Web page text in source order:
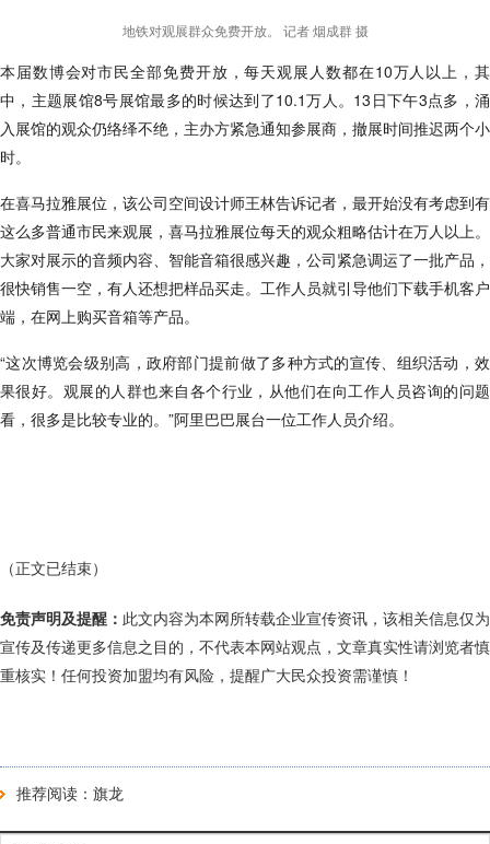
地铁对观展群众免费开放。 记者 烟成群 摄
本届数博会对市民全部免费开放，每天观展人数都在10万人以上，其
中，主题展馆8号展馆最多的时候达到了10.1万人。13日下午3点多，涌
入展馆的观众仍络绎不绝，主办方紧急通知参展商，撤展时间推迟两个小
时。
在喜马拉雅展位，该公司空间设计师王林告诉记者，最开始没有考虑到有
这么多普通市民来观展，喜马拉雅展位每天的观众粗略估计在万人以上。
大家对展示的音频内容、智能音箱很感兴趣，公司紧急调运了一批产品，
很快销售一空，有人还想把样品买走。工作人员就引导他们下载手机客户
端，在网上购买音箱等产品。
“这次博览会级别高，政府部门提前做了多种方式的宣传、组织活动，效
果很好。观展的人群也来自各个行业，从他们在向工作人员咨询的问题
看，很多是比较专业的。”阿里巴巴展台一位工作人员介绍。
（正文已结束）
免责声明及提醒： 此文内容为本网所转载企业宣传资讯，该相关信息仅为
宣传及传递更多信息之目的，不代表本网站观点，文章真实性请浏览者慎
重核实！任何投资加盟均有风险，提醒广大民众投资需谨慎！
推荐阅读： 旗龙